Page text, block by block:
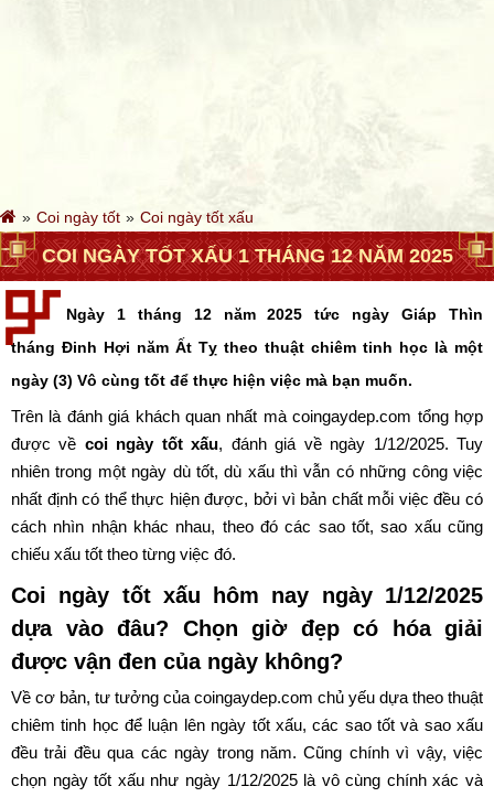
Coi ngày tốt Coi ngày tốt xấu
COI NGÀY TỐT XẤU 1 THÁNG 12 NĂM 2025
Ngày 1 tháng 12 năm 2025 tức ngày Giáp Thìn
tháng Đinh Hợi năm Ất Tỵ theo thuật chiêm tinh học là một
ngày (3) Vô cùng tốt để thực hiện việc mà bạn muốn.
Trên là đánh giá khách quan nhất mà coingaydep.com tổng hợp
được về coi ngày tốt xấu, đánh giá về ngày 1/12/2025. Tuy
nhiên trong một ngày dù tốt, dù xấu thì vẫn có những công việc
nhất định có thể thực hiện được, bởi vì bản chất mỗi việc đều có
cách nhìn nhận khác nhau, theo đó các sao tốt, sao xấu cũng
chiếu xấu tốt theo từng việc đó.
Coi ngày tốt xấu hôm nay ngày 1/12/2025
dựa vào đâu? Chọn giờ đẹp có hóa giải
được vận đen của ngày không?
Về cơ bản, tư tưởng của coingaydep.com chủ yếu dựa theo thuật
chiêm tinh học để luận lên ngày tốt xấu, các sao tốt và sao xấu
đều trải đều qua các ngày trong năm. Cũng chính vì vậy, việc
chọn ngày tốt xấu như ngày 1/12/2025 là vô cùng chính xác và